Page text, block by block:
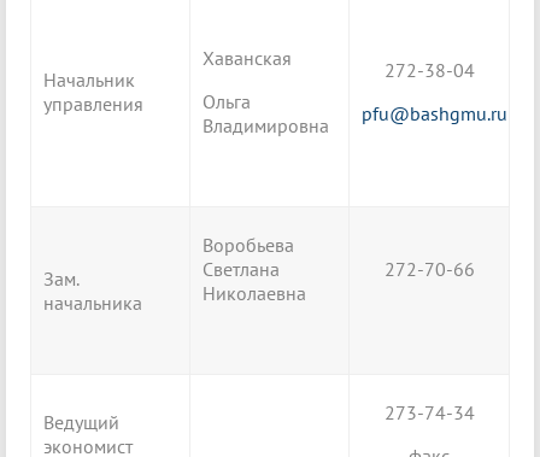
Начальник
управления
Хаванская
Ольга
Владимировна
272-38-04
pfu@bashgmu.ru
Зам.
начальника
Воробьева
Светлана
Николаевна
272-70-66
Ведущий
экономист
273-74-34